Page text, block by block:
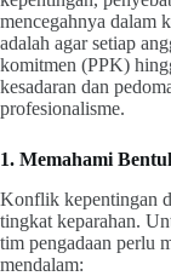
mencegahnya dalam
adalah agar setiap
komitmen (PPK)
kesadaran dan
profesionalisme.
1. Memahami
Konflik kepentingan
tingkat keparahan.
tim pengadaan perlu
mendalam: